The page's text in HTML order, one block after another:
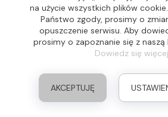
pakietu powitalnego. Nowy pracownik
długopis, podkładkę i organizer, które
przygotować stanowisko.
organizacja dba o doświadczenie
dnia i zapewnia mu potrzebne
na użycie wszystkich plików
Państwo zgody, prosimy o
opuszczenie serwisu. Aby
prosimy o zapoznanie się z naszą
Dowiedz się
AKCEPTUJĘ